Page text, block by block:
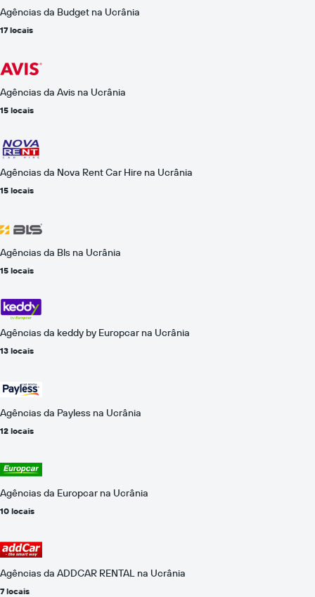
Agências da Budget na Ucrânia
17 locais
Agências da Avis na Ucrânia
15 locais
Agências da Nova Rent Car Hire na Ucrânia
15 locais
Agências da Bls na Ucrânia
15 locais
Agências da keddy by Europcar na Ucrânia
13 locais
Agências da Payless na Ucrânia
12 locais
Agências da Europcar na Ucrânia
10 locais
Agências da ADDCAR RENTAL na Ucrânia
7 locais